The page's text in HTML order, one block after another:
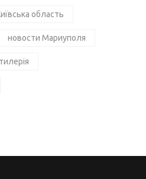
область
новости Мариуполя